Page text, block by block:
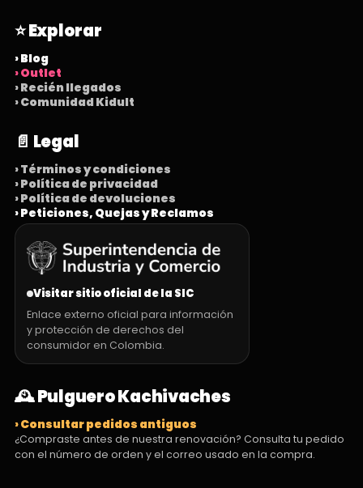
⭐ Explorar
› Blog
› Outlet
› Recién llegados
› Comunidad Kidult
📄 Legal
› Términos y condiciones
› Política de privacidad
› Política de devoluciones
› Peticiones, Quejas y Reclamos
Visitar sitio oficial de la SIC
Enlace externo oficial para información
y protección de derechos del
consumidor en Colombia.
🕰️ Pulguero Kachivaches
› Consultar pedidos antiguos
¿Compraste antes de nuestra renovación? Consulta tu pedido
con el número de orden y el correo usado en la compra.